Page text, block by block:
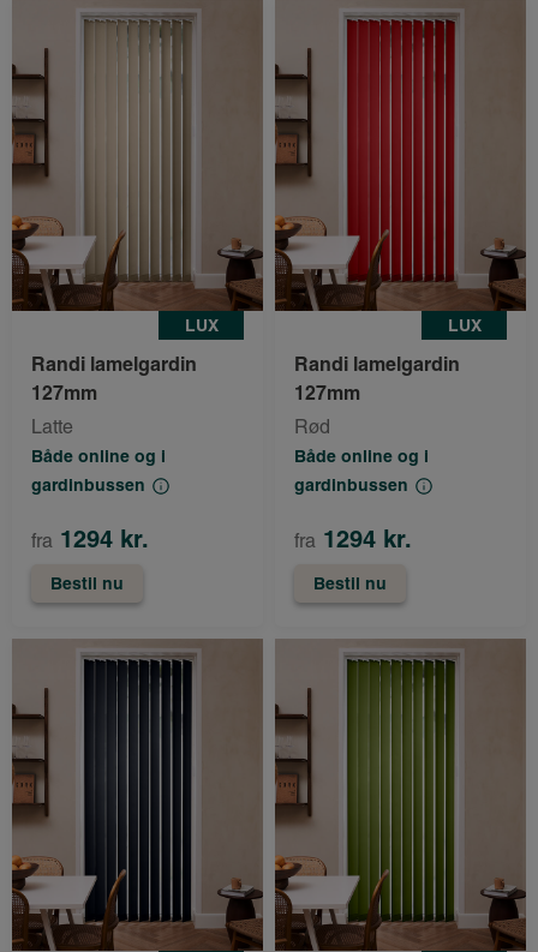
LUX
Randi lamelgardin
127mm
Latte
Både online og i
gardinbussen
fra 1294 kr.
Bestil nu
LUX
Randi lamelgardin
127mm
Rød
Både online og i
gardinbussen
fra 1294 kr.
Bestil nu